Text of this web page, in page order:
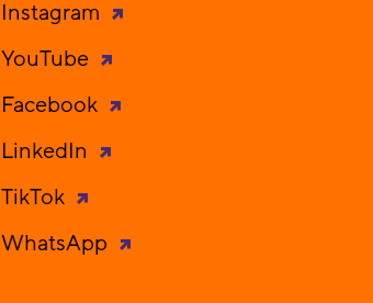
Instagram
YouTube
Facebook
LinkedIn
TikTok
WhatsApp